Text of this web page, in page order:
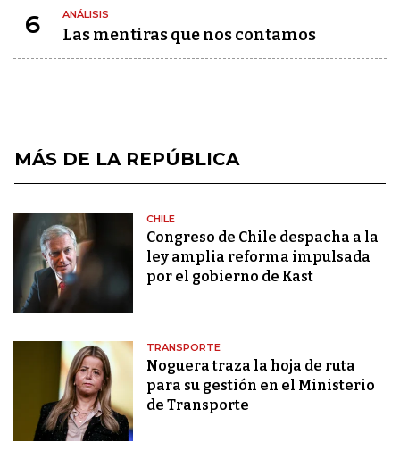
6 ANÁLISIS
Las mentiras que nos contamos
MÁS DE LA REPÚBLICA
CHILE
Congreso de Chile despacha a la
ley amplia reforma impulsada
por el gobierno de Kast
TRANSPORTE
Noguera traza la hoja de ruta
para su gestión en el Ministerio
de Transporte